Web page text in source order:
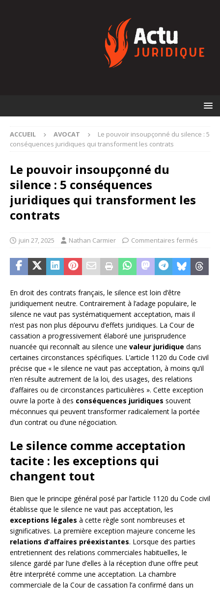
ACCUEIL AVOCAT
Le pouvoir insoupçonné du silence : 5
conséquences juridiques qui transforment les contrats
Le pouvoir insoupçonné du
silence : 5 conséquences
juridiques qui transforment les
contrats
juin 27, 2025 Nathan Carmier Commentaires fermés
En droit des contrats français, le silence est loin d’être
juridiquement neutre. Contrairement à l’adage populaire, le
silence ne vaut pas systématiquement acceptation, mais il
n’est pas non plus dépourvu d’effets juridiques. La Cour de
cassation a progressivement élaboré une jurisprudence
nuancée qui reconnaît au silence une valeur juridique dans
certaines circonstances spécifiques. L’article 1120 du Code civil
précise que « le silence ne vaut pas acceptation, à moins qu’il
n’en résulte autrement de la loi, des usages, des relations
d’affaires ou de circonstances particulières ». Cette exception
ouvre la porte à des conséquences juridiques souvent
méconnues qui peuvent transformer radicalement la portée
d’un contrat ou d’une négociation.
Le silence comme acceptation
tacite : les exceptions qui
changent tout
Bien que le principe général posé par l’article 1120 du Code civil
établisse que le silence ne vaut pas acceptation, les
exceptions légales à cette règle sont nombreuses et
significatives. La première exception majeure concerne les
relations d’affaires préexistantes. Lorsque des parties
entretiennent des relations commerciales habituelles, le
silence gardé par l’une d’elles à la réception d’une offre peut
être interprété comme une acceptation. La chambre
commerciale de la Cour de cassation l’a confirmé dans un